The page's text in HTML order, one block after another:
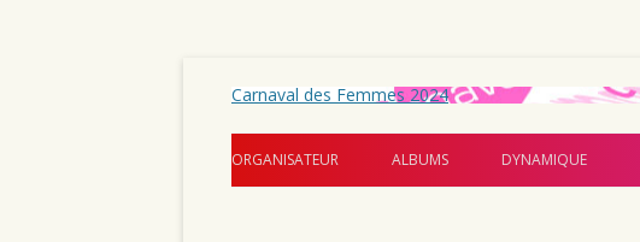
Carnaval des Femmes 2024
ORGANISATEUR ALBUMS DYNAMIQUE